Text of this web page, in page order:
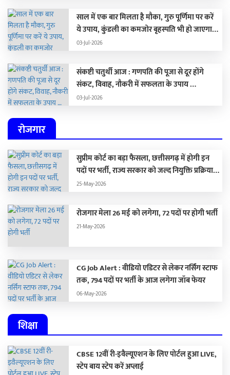
साल में एक बार मिलता है मौका, गुरु पूर्णिमा पर करें
ये उपाय, कुंडली का कमजोर बृहस्पति भी हो जाएगा
मजबूत …
03-Jul-2026
संकष्टी चतुर्थी आज : गणपति की पूजा से दूर होंगे
संकट, विवाह, नौकरी में सफलता के उपाय …
03-Jul-2026
रोजगार
सुप्रीम कोर्ट का बड़ा फैसला, छत्तीसगढ़ में होगी इन
पदों पर भर्ती, राज्य सरकार को जल्द नियुक्ति प्रक्रिया
पूरा करने के दिए निर्देश…
25-May-2026
रोजगार मेला 26 मई को लगेगा, 72 पदों पर होगी भर्ती
21-May-2026
CG Job Alert : वीडियो एडिटर से लेकर नर्सिंग स्टाफ
तक, 794 पदों पर भर्ती के आज लगेगा जॉब फेयर
06-May-2026
शिक्षा
CBSE 12वीं री-इवैल्यूएशन के लिए पोर्टल हुआ LIVE,
स्टेप बाय स्टेप करें अप्लाई